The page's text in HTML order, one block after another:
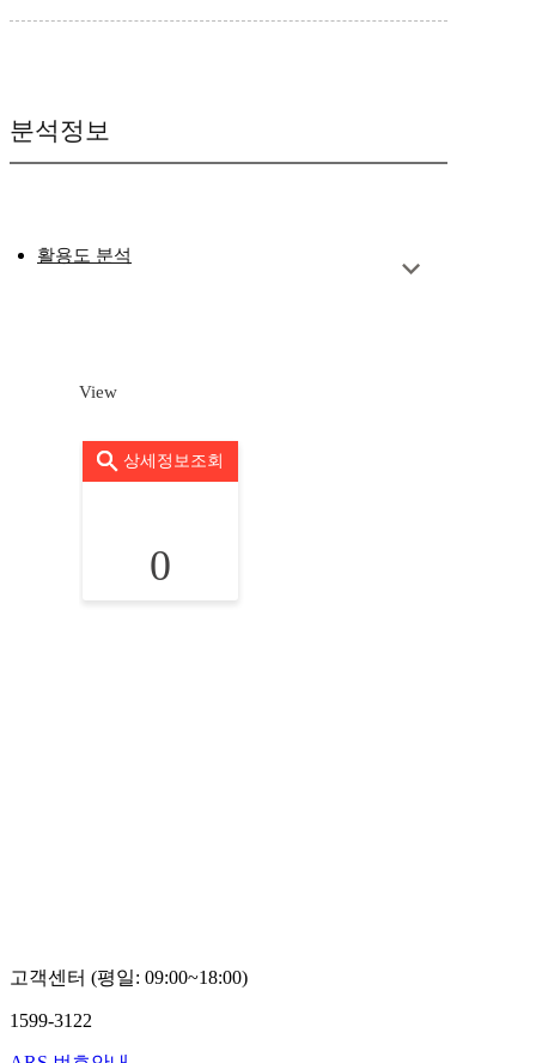
분석정보
활용도 분석
View
상세정보조회
0
고객센터 (평일: 09:00~18:00)
1599-3122